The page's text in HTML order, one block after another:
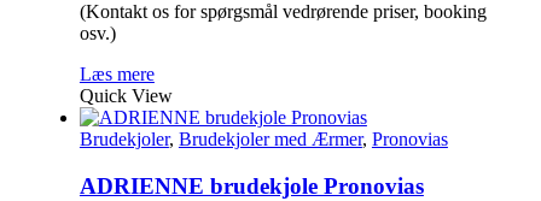
(Kontakt os for spørgsmål vedrørende priser, booking
osv.)
Læs mere
Quick View
Brudekjoler, Brudekjoler med Ærmer, Pronovias
ADRIENNE brudekjole Pronovias